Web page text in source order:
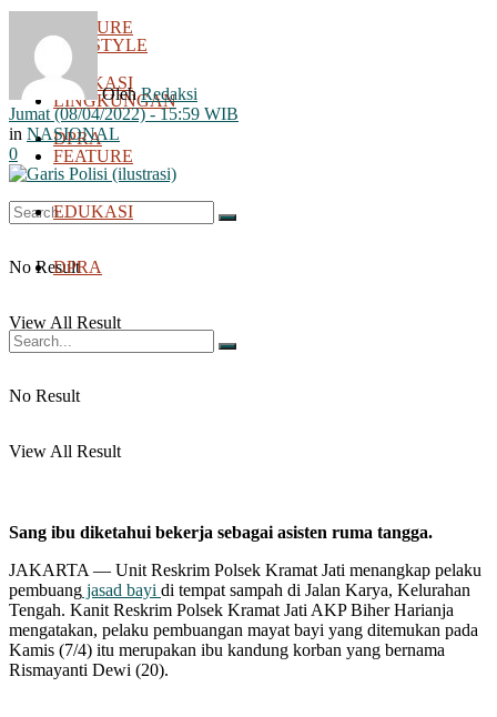
FEATURE
EDUKASI
DPRA
No Result
View All Result
LIFESTYLE
LINGKUNGAN
FEATURE
EDUKASI
DPRA
No Result
View All Result
Oleh Redaksi
Jumat (08/04/2022) - 15:59 WIB
in NASIONAL
0
Sang ibu diketahui bekerja sebagai asisten ruma tangga.
JAKARTA — Unit Reskrim Polsek Kramat Jati menangkap pelaku
pembuang jasad bayi di tempat sampah di Jalan Karya, Kelurahan
Tengah. Kanit Reskrim Polsek Kramat Jati AKP Biher Harianja
mengatakan, pelaku pembuangan mayat bayi yang ditemukan pada
Kamis (7/4) itu merupakan ibu kandung korban yang bernama
Rismayanti Dewi (20).